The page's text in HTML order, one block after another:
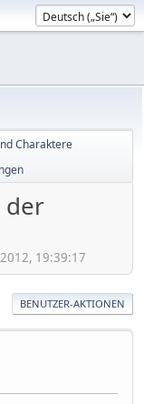
Charaktere
der
19:39:17
BENUTZER-AKTIONEN